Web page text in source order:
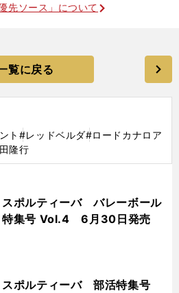
先ソース」について
覧に戻る
ト #レッドベルダ#ロードカナロア
隆行
スポルティーバ バレーボール
特集号 Vol.4 6月30日発売
スポルティーバ 部活特集号